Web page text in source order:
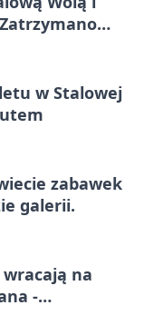
w Stalowej
zabawek
galerii.
na
-